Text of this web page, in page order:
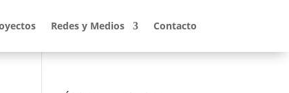
Redes y Medios Contacto